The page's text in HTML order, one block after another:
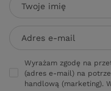
Twoje imię
Adres e-mail
Wyrażam zgodę na
(adres e-mail) na
handlową (marketing).